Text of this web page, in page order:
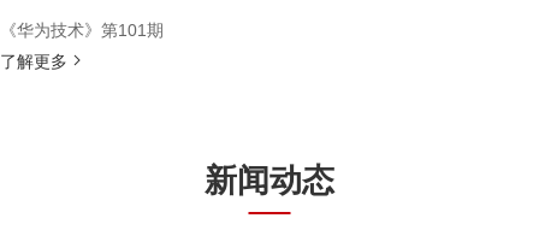
《华为技术》第101期
了解更多
新闻动态